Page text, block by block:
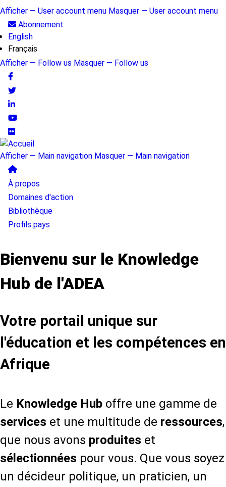
Aller
contenu
principal
User
account
menu
Afficher — User account menu Masquer — User account menu
Abonnement
English
Français
Follow
us
Afficher — Follow us Masquer — Follow us
Main
navigation
Afficher — Main navigation Masquer — Main navigation
À propos
Domaines d'action
Bibliothèque
Profils pays
Bienvenu sur le Knowledge
Hub de l'ADEA
Votre portail unique sur
l'éducation et les compétences en
Afrique
Le Knowledge Hub offre une gamme de
services et une multitude de ressources,
que nous avons produites et
sélectionnées pour vous. Que vous soyez
un décideur politique, un praticien, un